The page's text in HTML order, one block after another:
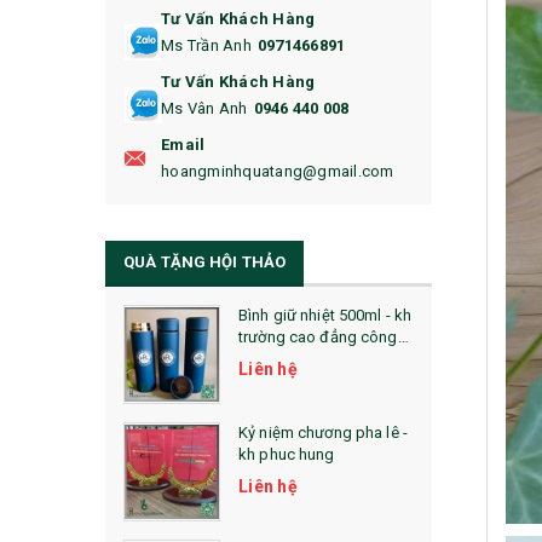
16. BAO HỘ CHIẾU
18. ẤM CHÉN QUÀ TẶNG
19. ĐỒNG HỒ TREO TƯỜNG
22. ĐỒNG HỒ ĐỂ BÀN
23. QÙA TẶNG ĐỘC ĐÁO
24. QÙA TẶNG PHA LÊ
25. QUÀ TẶNG GLASSLOCK
26. QUÀ TẶNG LUMINARC
28. BỘ ĐỒ ĂN CAO CẤP
Tư Vấn Khách Hàng
Ms Trần Anh 0971466891
Tư Vấn Khách Hàng
Ms Vân Anh 0946 440 008
Email
hoangminhquatang@gmail.com
QUÀ TẶNG HỘI THẢO
Bình giữ nhiệt 500ml - kh
trường cao đẳng công
nghệ bách khoa hà nội
Liên hệ
Kỷ niệm chương pha lê -
kh phuc hung
Liên hệ